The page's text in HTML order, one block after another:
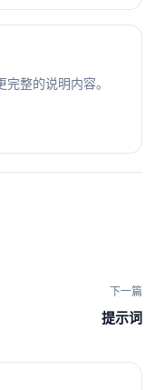
整的说明内容。
下一篇
提示词